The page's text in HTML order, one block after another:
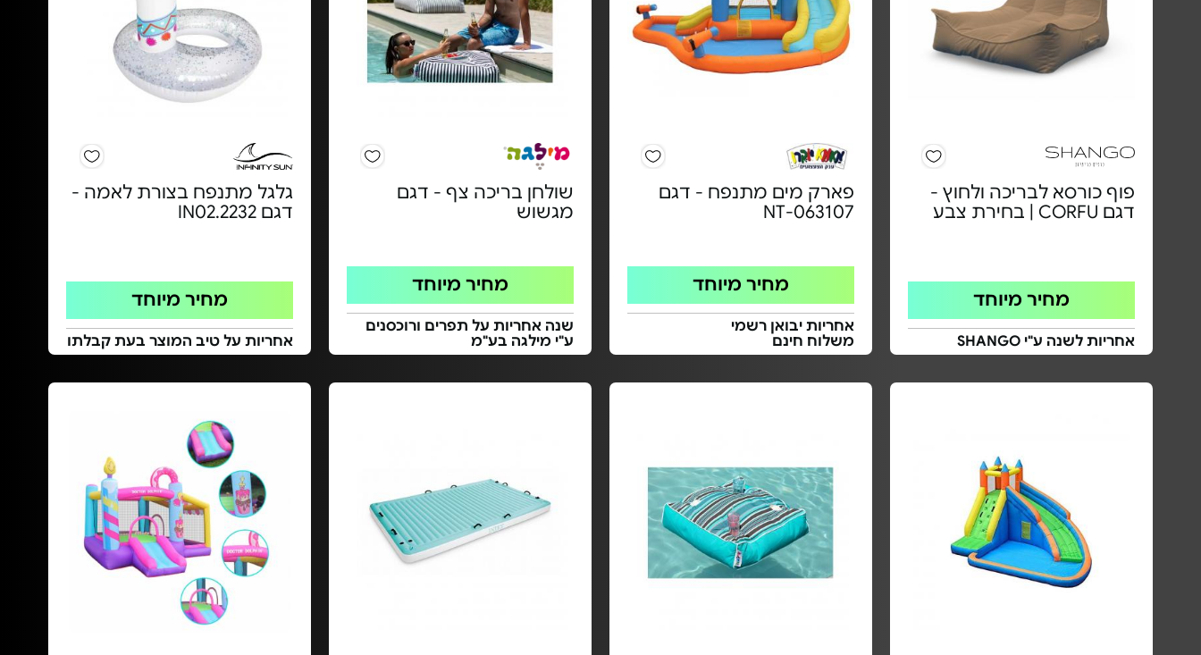
פוף כורסא לבריכה ולחוץ -
דגם CORFU | בחירת צבע
מחיר מיוחד
אחריות לשנה ע"י SHANGO
פארק מים מתנפח - דגם
NT-063107
מחיר מיוחד
אחריות יבואן רשמי
משלוח חינם
שולחן בריכה צף - דגם
מגשוש
מחיר מיוחד
שנה אחריות על תפרים ורוכסנים
ע"י מילגה בע"מ
גלגל מתנפח בצורת לאמה -
דגם IN02.2232
מחיר מיוחד
אחריות על טיב המוצר בעת קבלתו